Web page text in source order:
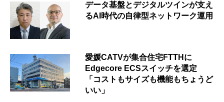
データ基盤とデジタルツインが支え
るAI時代の自律型ネットワーク運用
愛媛CATVが集合住宅FTTHに
Edgecore ECSスイッチを選定
「コストもサイズも機能もちょうど
いい」